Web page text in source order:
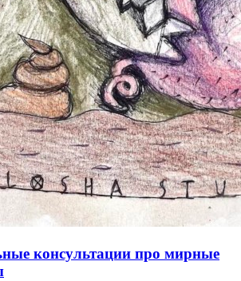
консультации про мирные